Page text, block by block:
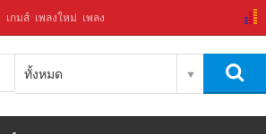
เกมส์ เพลงใหม่ เพลง
ทั้งหมด